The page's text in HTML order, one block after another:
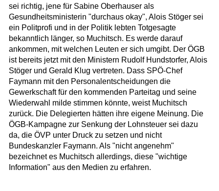
sei richtig, jene für Sabine Oberhauser als
Gesundheitsministerin "durchaus okay", Alois Stöger sei
ein Politprofi und in der Politik lebten Totgesagte
bekanntlich länger, so Muchitsch. Es werde darauf
ankommen, mit welchen Leuten er sich umgibt. Der ÖGB
ist bereits jetzt mit den Ministern Rudolf Hundstorfer, Alois
Stöger und Gerald Klug vertreten. Dass SPÖ-Chef
Faymann mit den Personalentscheidungen die
Gewerkschaft für den kommenden Parteitag und seine
Wiederwahl milde stimmen könnte, weist Muchitsch
zurück. Die Delegierten hätten ihre eigene Meinung. Die
ÖGB-Kampagne zur Senkung der Lohnsteuer sei dazu
da, die ÖVP unter Druck zu setzen und nicht
Bundeskanzler Faymann. Als "nicht angenehm"
bezeichnet es Muchitsch allerdings, diese "wichtige
Information" aus den Medien zu erfahren.